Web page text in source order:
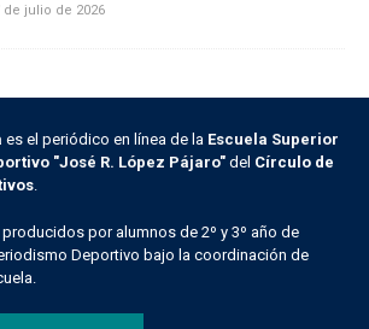
de julio de 2026
es el periódico en línea de la Escuela Superior
"José R. López Pájaro" del Círculo de
por alumnos de 2º y 3º año de
Deportivo bajo la coordinación de